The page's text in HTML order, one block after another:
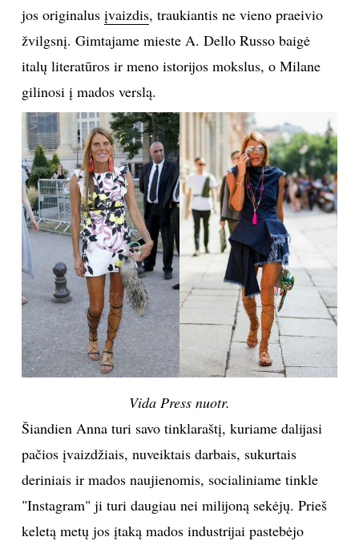
MUZIKA
SPORTAS
FOTOGRAFIJA
MENAS
ORAI
ĮDOMYBĖS
ISTORIJA
NAMAI
VIRTUVĖ
jos originalus įvaizdis, traukiantis ne vieno praeivio
žvilgsnį. Gimtajame mieste A. Dello Russo baigė
italų literatūros ir meno istorijos mokslus, o Milane
gilinosi į mados verslą.
Vida Press nuotr.
Šiandien Anna turi savo tinklaraštį, kuriame dalijasi
pačios įvaizdžiais, nuveiktais darbais, sukurtais
deriniais ir mados naujienomis, socialiniame tinkle
"Instagram" ji turi daugiau nei milijoną sekėjų. Prieš
keletą metų jos įtaką mados industrijai pastebėjo